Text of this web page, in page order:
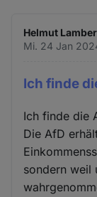
Helmut
Mi. 24 Jan
Ich finde
Ich finde die
Die AfD
sondern weil